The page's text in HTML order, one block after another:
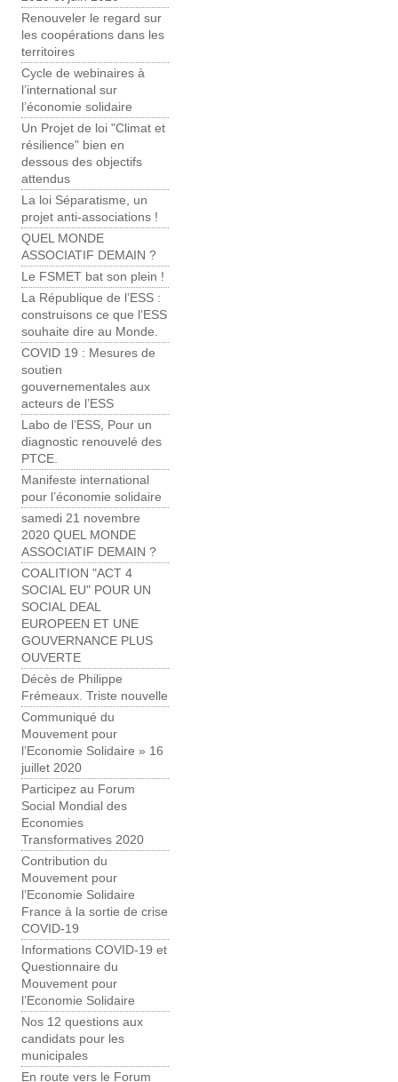
Renouveler le regard sur
les coopérations dans les
territoires
Cycle de webinaires à
l’international sur
l’économie solidaire
Un Projet de loi "Climat et
résilience" bien en
dessous des objectifs
attendus
La loi Séparatisme, un
projet anti-associations !
QUEL MONDE
ASSOCIATIF DEMAIN ?
Le FSMET bat son plein !
La République de l’ESS :
construisons ce que l’ESS
souhaite dire au Monde.
COVID 19 : Mesures de
soutien
gouvernementales aux
acteurs de l’ESS
Labo de l’ESS, Pour un
diagnostic renouvelé des
PTCE.
Manifeste international
pour l’économie solidaire
samedi 21 novembre
2020 QUEL MONDE
ASSOCIATIF DEMAIN ?
COALITION "ACT 4
SOCIAL EU" POUR UN
SOCIAL DEAL
EUROPEEN ET UNE
GOUVERNANCE PLUS
OUVERTE
Décès de Philippe
Frémeaux. Triste nouvelle
Communiqué du
Mouvement pour
l’Economie Solidaire » 16
juillet 2020
Participez au Forum
Social Mondial des
Economies
Transformatives 2020
Contribution du
Mouvement pour
l’Economie Solidaire
France à la sortie de crise
COVID-19
Informations COVID-19 et
Questionnaire du
Mouvement pour
l’Economie Solidaire
Nos 12 questions aux
candidats pour les
municipales
En route vers le Forum